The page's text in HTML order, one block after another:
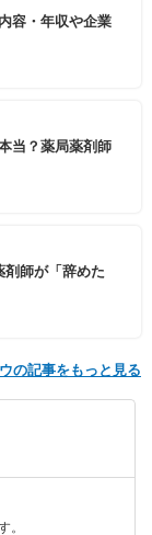
容・年収や企業
当？薬局薬剤師
剤師が「辞めた
の記事をもっと見る
。